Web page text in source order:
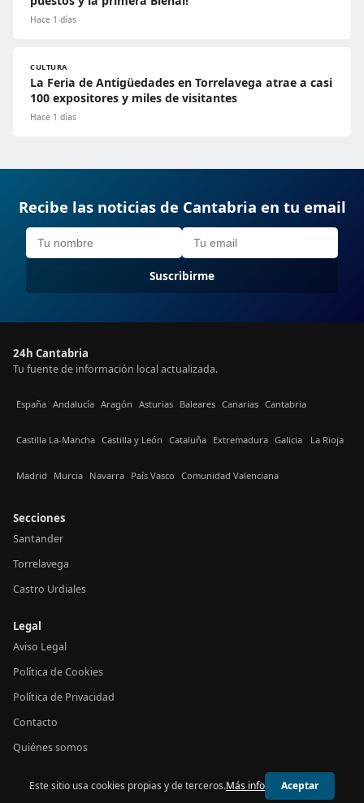
Hace 1 días
CULTURA
La Feria de Antigüedades en Torrelavega atrae a casi
100 expositores y miles de visitantes
Hace 1 días
Recibe las noticias de Cantabria en tu email
Suscribirme
24h Cantabria
Tu fuente de información local actualizada.
España Andalucía Aragón Asturias Baleares Canarias Cantabria
Castilla La-Mancha Castilla y León Cataluña Extremadura Galicia La Rioja
Madrid Murcia Navarra País Vasco Comunidad Valenciana
Secciones
Santander
Torrelavega
Castro Urdiales
Legal
Aviso Legal
Política de Cookies
Política de Privacidad
Contacto
Quiénes somos
© 2026 24h Cantabria
Este sitio usa cookies propias y de terceros.Más info Aceptar